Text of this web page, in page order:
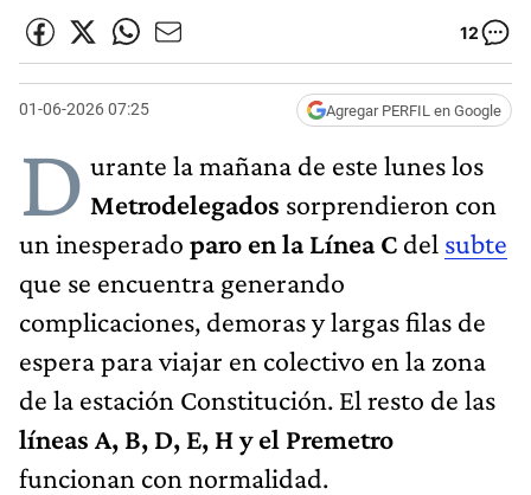
12
01-06-2026 07:25 Agregar PERFIL en Google
D urante la mañana de este lunes los
Metrodelegados sorprendieron con
un inesperado paro en la Línea C del subte
que se encuentra generando
complicaciones, demoras y largas filas de
espera para viajar en colectivo en la zona
de la estación Constitución. El resto de las
líneas A, B, D, E, H y el Premetro
funcionan con normalidad.